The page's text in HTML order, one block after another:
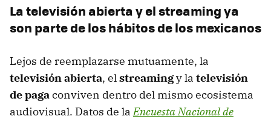
La televisión abierta y el streaming ya
son parte de los hábitos de los mexicanos
Lejos de reemplazarse mutuamente, la
televisión abierta, elstreamingy la televisión
de pagaconviven dentro del mismo ecosistema
audiovisual. Datos de laEncuesta Nacional de